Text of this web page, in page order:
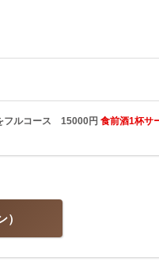
フルコース 15000円 食前酒1杯サ